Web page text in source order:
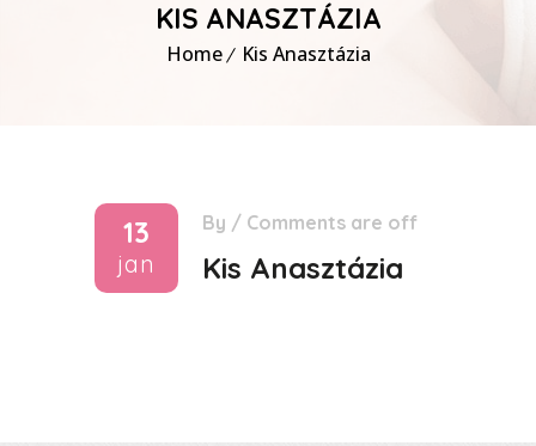
KIS ANASZTÁZIA
Home Kis Anasztázia
13
jan
By / Comments are off
Kis Anasztázia